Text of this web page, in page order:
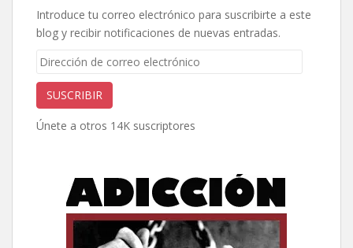
Introduce tu correo electrónico para suscribirte a este
blog y recibir notificaciones de nuevas entradas.
Dirección
correo
electrónico
SUSCRIBIR
Únete a otros 14K suscriptores